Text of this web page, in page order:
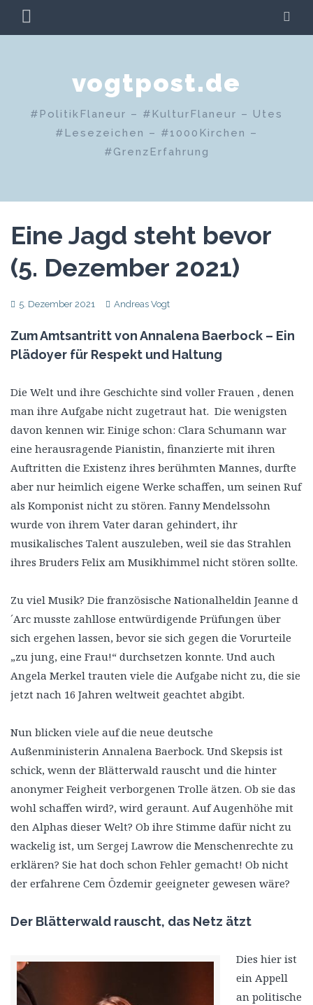
Zum
Inhalt MENÜ
vogtpost.de
#PolitikFlaneur – #KulturFlaneur – Utes
#Lesezeichen – #1000Kirchen –
#GrenzErfahrung
Eine Jagd steht bevor
(5. Dezember 2021)
5. Dezember 2021 Andreas Vogt
Zum Amtsantritt von Annalena Baerbock – Ein
Plädoyer für Respekt und Haltung
Die Welt und ihre Geschichte sind voller Frauen , denen
man ihre Aufgabe nicht zugetraut hat. Die wenigsten
davon kennen wir. Einige schon: Clara Schumann war
eine herausragende Pianistin, finanzierte mit ihren
Auftritten die Existenz ihres berühmten Mannes, durfte
aber nur heimlich eigene Werke schaffen, um seinen Ruf
als Komponist nicht zu stören. Fanny Mendelssohn
wurde von ihrem Vater daran gehindert, ihr
musikalisches Talent auszuleben, weil sie das Strahlen
ihres Bruders Felix am Musikhimmel nicht stören sollte.
Zu viel Musik? Die französische Nationalheldin Jeanne d
´Arc musste zahllose entwürdigende Prüfungen über
sich ergehen lassen, bevor sie sich gegen die Vorurteile
„zu jung, eine Frau!“ durchsetzen konnte. Und auch
Angela Merkel trauten viele die Aufgabe nicht zu, die sie
jetzt nach 16 Jahren weltweit geachtet abgibt.
Nun blicken viele auf die neue deutsche
Außenministerin Annalena Baerbock. Und Skepsis ist
schick, wenn der Blätterwald rauscht und die hinter
anonymer Feigheit verborgenen Trolle ätzen. Ob sie das
wohl schaffen wird?, wird geraunt. Auf Augenhöhe mit
den Alphas dieser Welt? Ob ihre Stimme dafür nicht zu
wackelig ist, um Sergej Lawrow die Menschenrechte zu
erklären? Sie hat doch schon Fehler gemacht! Ob nicht
der erfahrene Cem Özdemir geeigneter gewesen wäre?
Der Blätterwald rauscht, das Netz ätzt
Dies hier ist
ein Appell
an politische